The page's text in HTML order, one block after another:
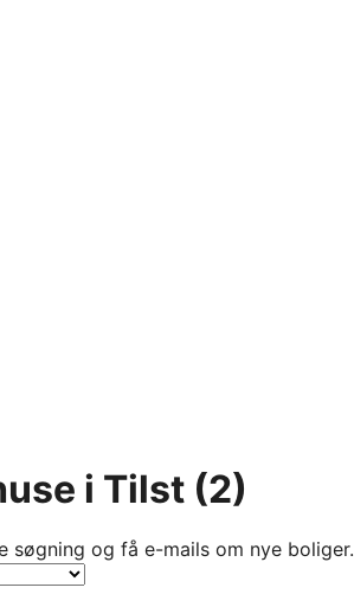
i Tilst (2)
søgning og få e-mails om nye boliger.